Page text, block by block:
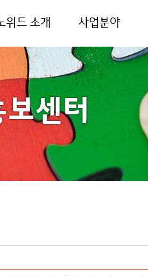
위드 소개 사업분야
보센터